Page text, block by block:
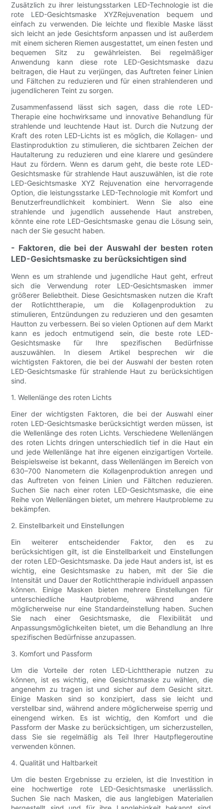
Zusätzlich zu ihrer leistungsstarken LED-Technologie ist die
rote LED-Gesichtsmaske XYZRejuvenation bequem und
einfach zu verwenden. Die leichte und flexible Maske lässt
sich leicht an jede Gesichtsform anpassen und ist außerdem
mit einem sicheren Riemen ausgestattet, um einen festen und
bequemen Sitz zu gewährleisten. Bei regelmäßiger
Anwendung kann diese rote LED-Gesichtsmaske dazu
beitragen, die Haut zu verjüngen, das Auftreten feiner Linien
und Fältchen zu reduzieren und für einen strahlenderen und
jugendlicheren Teint zu sorgen.
Zusammenfassend lässt sich sagen, dass die rote LED-
Therapie eine hochwirksame und innovative Behandlung für
strahlende und leuchtende Haut ist. Durch die Nutzung der
Kraft des roten LED-Lichts ist es möglich, die Kollagen- und
Elastinproduktion zu stimulieren, die sichtbaren Zeichen der
Hautalterung zu reduzieren und eine klarere und gesündere
Haut zu fördern. Wenn es darum geht, die beste rote LED-
Gesichtsmaske für strahlende Haut auszuwählen, ist die rote
LED-Gesichtsmaske XYZ Rejuvenation eine hervorragende
Option, die leistungsstarke LED-Technologie mit Komfort und
Benutzerfreundlichkeit kombiniert. Wenn Sie also eine
strahlende und jugendlich aussehende Haut anstreben,
könnte eine rote LED-Gesichtsmaske genau die Lösung sein,
nach der Sie gesucht haben.
- Faktoren, die bei der Auswahl der besten roten
LED-Gesichtsmaske zu berücksichtigen sind
Wenn es um strahlende und jugendliche Haut geht, erfreut
sich die Verwendung roter LED-Gesichtsmasken immer
größerer Beliebtheit. Diese Gesichtsmasken nutzen die Kraft
der Rotlichttherapie, um die Kollagenproduktion zu
stimulieren, Entzündungen zu reduzieren und den gesamten
Hautton zu verbessern. Bei so vielen Optionen auf dem Markt
kann es jedoch entmutigend sein, die beste rote LED-
Gesichtsmaske für Ihre spezifischen Bedürfnisse
auszuwählen. In diesem Artikel besprechen wir die
wichtigsten Faktoren, die bei der Auswahl der besten roten
LED-Gesichtsmaske für strahlende Haut zu berücksichtigen
sind.
1. Wellenlänge des roten Lichts
Einer der wichtigsten Faktoren, die bei der Auswahl einer
roten LED-Gesichtsmaske berücksichtigt werden müssen, ist
die Wellenlänge des roten Lichts. Verschiedene Wellenlängen
des roten Lichts dringen unterschiedlich tief in die Haut ein
und jede Wellenlänge hat ihre eigenen einzigartigen Vorteile.
Beispielsweise ist bekannt, dass Wellenlängen im Bereich von
630–700 Nanometern die Kollagenproduktion anregen und
das Auftreten von feinen Linien und Fältchen reduzieren.
Suchen Sie nach einer roten LED-Gesichtsmaske, die eine
Reihe von Wellenlängen bietet, um mehrere Hautprobleme zu
bekämpfen.
2. Einstellbarkeit und Einstellungen
Ein weiterer entscheidender Faktor, den es zu
berücksichtigen gilt, ist die Einstellbarkeit und Einstellungen
der roten LED-Gesichtsmaske. Da jede Haut anders ist, ist es
wichtig, eine Gesichtsmaske zu haben, mit der Sie die
Intensität und Dauer der Rotlichttherapie individuell anpassen
können. Einige Masken bieten mehrere Einstellungen für
unterschiedliche Hautprobleme, während andere
möglicherweise nur eine Standardeinstellung haben. Suchen
Sie nach einer Gesichtsmaske, die Flexibilität und
Anpassungsmöglichkeiten bietet, um die Behandlung an Ihre
spezifischen Bedürfnisse anzupassen.
3. Komfort und Passform
Um die Vorteile der roten LED-Lichttherapie nutzen zu
können, ist es wichtig, eine Gesichtsmaske zu wählen, die
angenehm zu tragen ist und sicher auf dem Gesicht sitzt.
Einige Masken sind so konzipiert, dass sie leicht und
verstellbar sind, während andere möglicherweise sperrig und
einengend wirken. Es ist wichtig, den Komfort und die
Passform der Maske zu berücksichtigen, um sicherzustellen,
dass Sie sie regelmäßig als Teil Ihrer Hautpflegeroutine
verwenden können.
4. Qualität und Haltbarkeit
Um die besten Ergebnisse zu erzielen, ist die Investition in
eine hochwertige rote LED-Gesichtsmaske unerlässlich.
Suchen Sie nach Masken, die aus langlebigen Materialien